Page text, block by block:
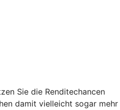
Sie die Renditechancen
damit vielleicht sogar mehr